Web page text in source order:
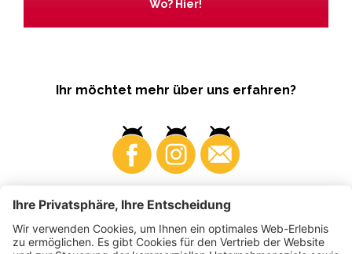
Wo? Hier!
Ihr möchtet mehr über uns erfahren?
Business Produzenten